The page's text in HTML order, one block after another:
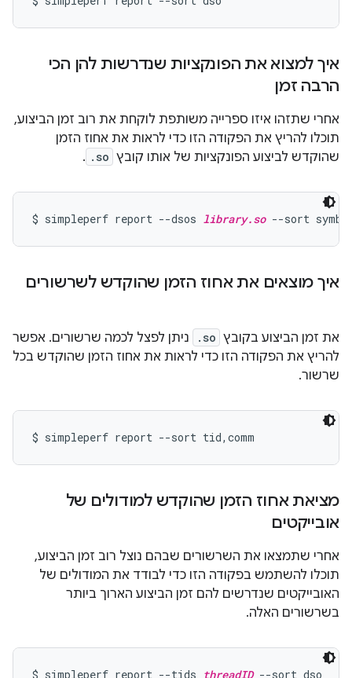
איך למצוא את הפונקציות שנדרשות להן הכי
הרבה זמן
אחרי שתזהו איזו ספרייה משותפת לוקחת את רוב זמן הביצוע,
תוכלו להריץ את הפקודה הזו כדי לראות את אחוז הזמן
שהוקדש לביצוע הפונקציות של אותו קובץ .so
.
$ simpleperf report --dsos library.so
איך מוצאים את אחוז הזמן שהוקדש לשרשורים
את זמן הביצוע בקובץ .so
ניתן לפצל לכמה שרשורים. אפשר
להריץ את הפקודה הזו כדי לראות את אחוז הזמן שהוקדש בכל
שרשור.
מציאת אחוז הזמן שהוקדש למודולים של
אובייקטים
אחרי שתמצאו את השרשורים שבהם נוצל רוב זמן הביצוע,
תוכלו להשתמש בפקודה הזו כדי לבודד את המודולים של
האובייקטים שנדרשים להם זמן הביצוע הארוך ביותר
בשרשורים האלה.
$ simpleperf report --tids threadID